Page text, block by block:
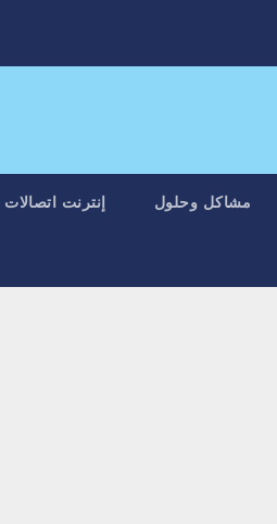
مشاكل وحلول إنترنت اتصالات